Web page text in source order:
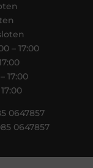
– 17:00
17:00
0647857
0647857